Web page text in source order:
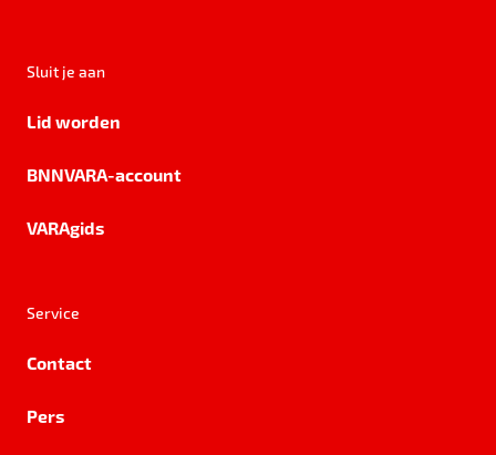
Sluit je aan
Lid worden
BNNVARA-account
VARAgids
Service
Contact
Pers